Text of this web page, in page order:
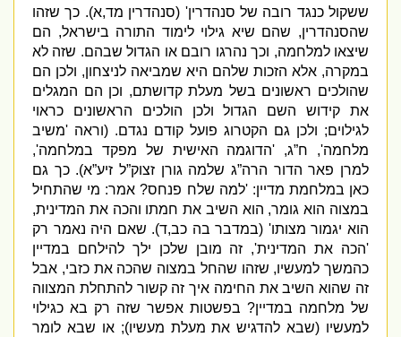
ששקול כנגד רובה של סנהדרין' (סנהדרין מד,א).כך שזהו
שהסנהדרין,שהם שיא גילוי לימוד התורה בישראל,הם
שיצאו למלחמה,וכך נהרגו רובם או הגדול שבהם.שזה לא
במקרה,אלא הזכות שלהם היא שמביאה לניצחון,ולכן הם
שהולכים ראשונים בשל מעלת קדושתם,וכן הם המגלים
את קידוש השם הגדול ולכן הולכים הראשונים כראוי
לגילוים;ולכן גם הקטרוג פועל קודם נגדם. (וראה'משיב
מלחמה',ח”ג, 'הדוגמה האישית של מפקד במלחמה',
למרן פאר הדור הרה”ג שלמה גורן זצוק”ל זיע”א).כך גם
כאן במלחמת מדיין: 'למה שלח פנחס?אמר:מי שהתחיל
במצוה הוא גומר,הוא השיב את חמתו והכה את המדינית,
הוא יגמור מצותו' (במדבר בה כב,ד).שאם היה נאמר רק
הכה את המדינית',זה מובן שלכן ילך להילחם במדיין
כהמשך למעשיו,שזהו שהחל במצוה שהכה את כזבי,אבל
זה שהוא השיב את החימה איך זה קשור להתחלת המצווה
של מלחמה במדיין?בפשטות אפשר שזה רק בא כגילוי
למעשיו(שבא להדגיש את מעלת מעשיו);או שבא לומר